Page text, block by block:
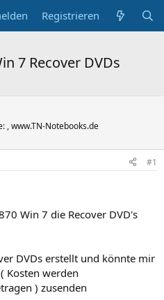
Registrieren
7 Recover DVDs
, www.TN-Notebooks.de
#1
Win 7 die Recover DVD's
DVDs erstellt und könnte mir
Kosten werden
) zusenden